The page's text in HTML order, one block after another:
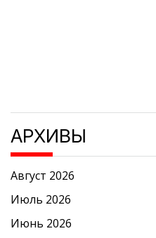
АРХИВЫ
Август 2026
Июль 2026
Июнь 2026